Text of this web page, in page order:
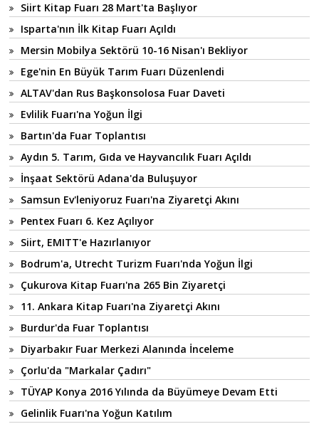
Siirt Kitap Fuarı 28 Mart'ta Başlıyor
Isparta'nın İlk Kitap Fuarı Açıldı
Mersin Mobilya Sektörü 10-16 Nisan'ı Bekliyor
Ege'nin En Büyük Tarım Fuarı Düzenlendi
ALTAV'dan Rus Başkonsolosa Fuar Daveti
Evlilik Fuarı'na Yoğun İlgi
Bartın'da Fuar Toplantısı
Aydın 5. Tarım, Gıda ve Hayvancılık Fuarı Açıldı
İnşaat Sektörü Adana'da Buluşuyor
Samsun Ev'leniyoruz Fuarı'na Ziyaretçi Akını
Pentex Fuarı 6. Kez Açılıyor
Siirt, EMITT'e Hazırlanıyor
Bodrum'a, Utrecht Turizm Fuarı'nda Yoğun İlgi
Çukurova Kitap Fuarı'na 265 Bin Ziyaretçi
11. Ankara Kitap Fuarı'na Ziyaretçi Akını
Burdur'da Fuar Toplantısı
Diyarbakır Fuar Merkezi Alanında İnceleme
Çorlu'da "Markalar Çadırı"
TÜYAP Konya 2016 Yılında da Büyümeye Devam Etti
Gelinlik Fuarı'na Yoğun Katılım